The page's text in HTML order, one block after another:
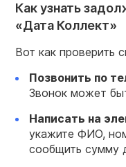
Как узнать
«Дата Коллект»
Вот как проверить
Позвонить по
Звонок может
Написать на
укажите ФИО,
сообщить сумму